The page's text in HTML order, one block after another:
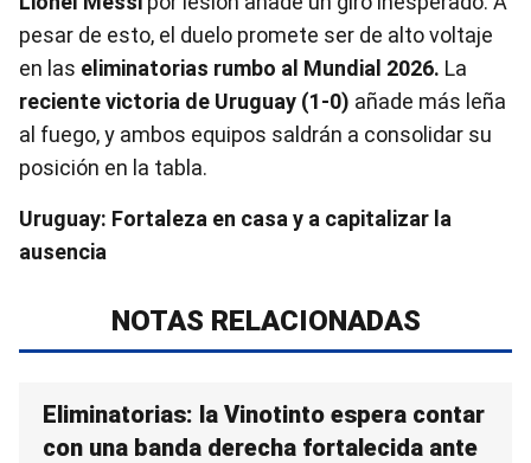
pesar de esto, el duelo promete ser de alto voltaje
en las eliminatorias rumbo al Mundial 2026. La
reciente victoria de Uruguay (1-0) añade más leña
al fuego, y ambos equipos saldrán a consolidar su
posición en la tabla.
Uruguay: Fortaleza en casa y a capitalizar la
ausencia
NOTAS RELACIONADAS
Eliminatorias: la Vinotinto espera contar
con una banda derecha fortalecida ante